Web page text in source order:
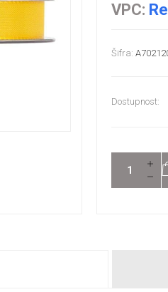
VPC:
Šifra:
Dostupnost: